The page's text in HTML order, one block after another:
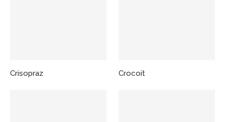
Crisopraz Crocoit